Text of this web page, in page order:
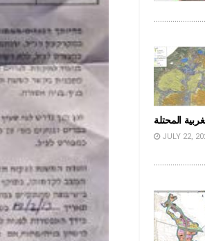
المحتلة
JULY 22,